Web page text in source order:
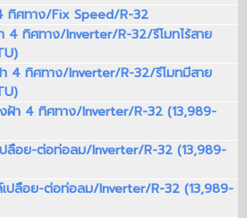
ทิศทาง/Fix Speed/R-32
4 ทิศทาง/Inverter/R-32/รีโมทไร้สาย
า 4 ทิศทาง/Inverter/R-32/รีโมทมีสาย
ฝ้า 4 ทิศทาง/Inverter/R-32 (13,989-
ปลือย-ต่อท่อลม/Inverter/R-32 (13,989-
เปลือย-ต่อท่อลม/Inverter/R-32 (13,989-